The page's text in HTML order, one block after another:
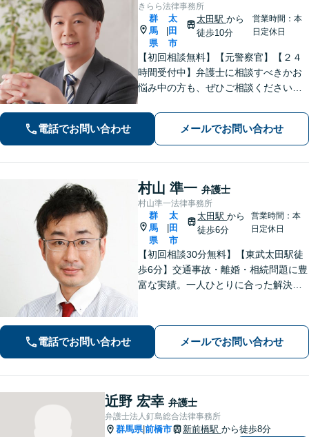
きらら法律事務所
群
馬
県
太
田
市
太田駅 から
徒歩10分
営業時間：本
日定休日
【初回相談無料】【元警察官】【２４
時間受付中】弁護士に相談すべきかお
悩み中の方も、ぜひご相談ください
法務など】ご相談者さまに寄り添い、
きめ細やかな対応で、スピーディーに
最良の解決を目指します【土日・夜間
相談可能】。
電話でお問い合わせ メールでお問い合わせ
村山 準一 弁護士
村山準一法律事務所
群
馬
県
太
田
市
太田駅から
徒歩6分
営業時間：本
日定休日
【初回相談30分無料】【東武太田駅徒
歩6分】交通事故・離婚・相続問題に豊
富な実績。一人ひとりに合った解決方
もご相談ください。
電話でお問い合わせ メールでお問い合わせ
近野 宏幸 弁護士
弁護士法人釘島総合法律事務所
群馬県|前橋市 新前橋駅 から徒歩8分